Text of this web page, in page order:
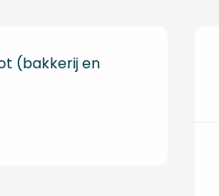
(bakkerij en